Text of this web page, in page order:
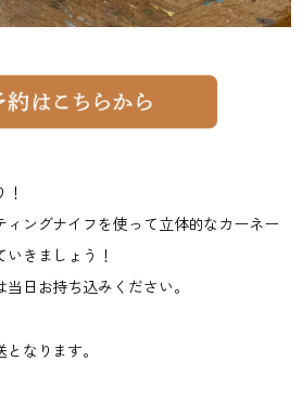
ィングナイフを使って立体的なカーネー
きましょう！
日お持ち込みください。
なります。